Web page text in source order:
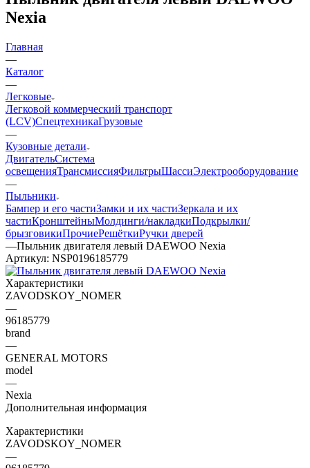
Nexia
Главная
—
Каталог
—
Легковые
Легковой коммерческий транспорт
(LCV)СпецтехникаГрузовые
—
Кузовные детали
ДвигательСистема
освещенияТрансмиссияФильтрыШассиЭлектрооборудование
—
Пыльники
Бампер и его частиЗамки и их частиЗеркала и их
частиКронштейныМолдинги/накладкиПодкрылки/
брызговикиПрочиеРешёткиРучки дверей
—Пыльник двигателя левый DAEWOO Nexia
Артикул: NSP0196185779
Характеристики
ZAVODSKOY_NOMER
—
96185779
brand
—
GENERAL MOTORS
model
—
Nexia
Дополнительная информация
Характеристики
ZAVODSKOY_NOMER
—